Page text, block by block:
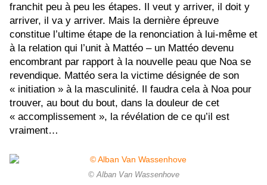
franchit peu à peu les étapes. Il veut y arriver, il doit y
arriver, il va y arriver. Mais la dernière épreuve
constitue l’ultime étape de la renonciation à lui-même et
à la relation qui l’unit à Mattéo – un Mattéo devenu
encombrant par rapport à la nouvelle peau que Noa se
revendique. Mattéo sera la victime désignée de son
« initiation » à la masculinité. Il faudra cela à Noa pour
trouver, au bout du bout, dans la douleur de cet
« accomplissement », la révélation de ce qu’il est
vraiment…
© Alban Van Wassenhove